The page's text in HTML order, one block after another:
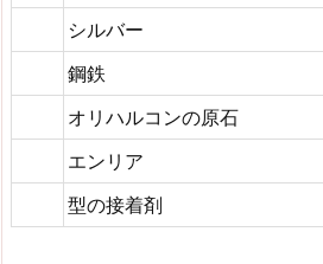
シルバー
鋼鉄
オリハルコンの原石
エンリア
型の接着剤